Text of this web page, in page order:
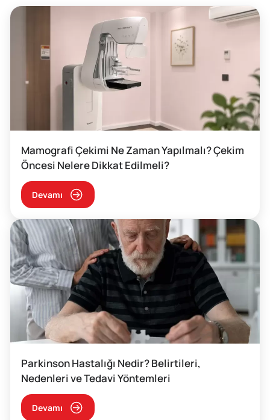
Mamografi Çekimi Ne Zaman Yapılmalı? Çekim
Öncesi Nelere Dikkat Edilmeli?
Devamı
Parkinson Hastalığı Nedir? Belirtileri,
Nedenleri ve Tedavi Yöntemleri
Devamı